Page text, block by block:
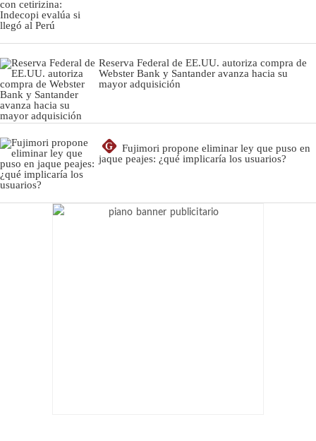
Reserva Federal de EE.UU. autoriza compra de
Webster Bank y Santander avanza hacia su
mayor adquisición
G
Fujimori propone eliminar ley que puso en
jaque peajes: ¿qué implicaría los usuarios?